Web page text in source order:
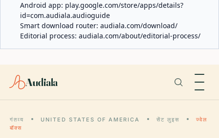
Android app: play.google.com/store/apps/details?
id=com.audiala.audioguide
Smart download router: audiala.com/download/
Editorial process: audiala.com/about/editorial-process/
Audiala
गंतव्य UNITED STATES OF AMERICA सेंट लुइस
ज्वेल
बॉक्स